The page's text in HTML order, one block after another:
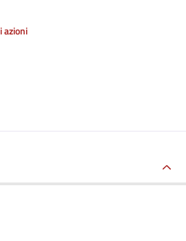
azioni